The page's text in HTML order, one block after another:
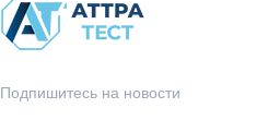
Подпишитесь на новости